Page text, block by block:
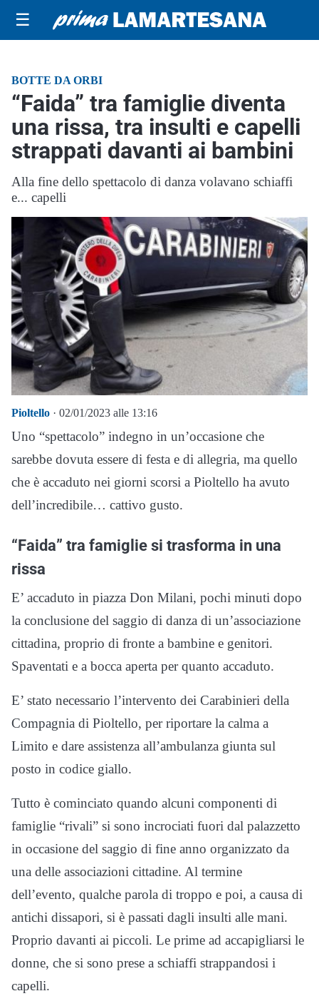
☰
BOTTE DA ORBI
“Faida” tra famiglie diventa
una rissa, tra insulti e capelli
strappati davanti ai bambini
Alla fine dello spettacolo di danza volavano schiaffi
e... capelli
Pioltello · 02/01/2023 alle 13:16
Uno “spettacolo” indegno in un’occasione che
sarebbe dovuta essere di festa e di allegria, ma quello
che è accaduto nei giorni scorsi a Pioltello ha avuto
dell’incredibile… cattivo gusto.
“Faida” tra famiglie si trasforma in una
rissa
E’ accaduto in piazza Don Milani, pochi minuti dopo
la conclusione del saggio di danza di un’associazione
cittadina, proprio di fronte a bambine e genitori.
Spaventati e a bocca aperta per quanto accaduto.
E’ stato necessario l’intervento dei Carabinieri della
Compagnia di Pioltello, per riportare la calma a
Limito e dare assistenza all’ambulanza giunta sul
posto in codice giallo.
Tutto è cominciato quando alcuni componenti di
famiglie “rivali” si sono incrociati fuori dal palazzetto
in occasione del saggio di fine anno organizzato da
una delle associazioni cittadine. Al termine
dell’evento, qualche parola di troppo e poi, a causa di
antichi dissapori, si è passati dagli insulti alle mani.
Proprio davanti ai piccoli. Le prime ad accapigliarsi le
donne, che si sono prese a schiaffi strappandosi i
capelli.